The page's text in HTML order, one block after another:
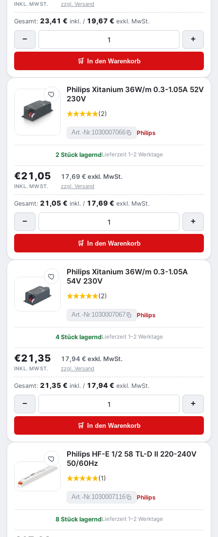
INKL. MWST. zzgl. Versand
Gesamt: 23,41 € inkl. / 19,67 € exkl. MwSt.
− +
🛒 In den Warenkorb
Merken
Philips Xitanium 36W/m 0.3-1.05A 52V
230V
(2)
Art.-Nr.1030007066 Philips
2 Stück lagerndLieferzeit 1–2 Werktage
€21,05 17,69 € exkl. MwSt.
INKL. MWST. zzgl. Versand
Gesamt: 21,05 € inkl. / 17,69 € exkl. MwSt.
− +
🛒 In den Warenkorb
Merken
Philips Xitanium 36W/m 0.3-1.05A
54V 230V
(2)
Art.-Nr.1030007067 Philips
4 Stück lagerndLieferzeit 1–2 Werktage
€21,35 17,94 € exkl. MwSt.
INKL. MWST. zzgl. Versand
Gesamt: 21,35 € inkl. / 17,94 € exkl. MwSt.
− +
🛒 In den Warenkorb
Merken
Philips HF-E 1/2 58 TL-D II 220-240V
50/60Hz
(1)
Art.-Nr.1030007116 Philips
8 Stück lagerndLieferzeit 1–2 Werktage